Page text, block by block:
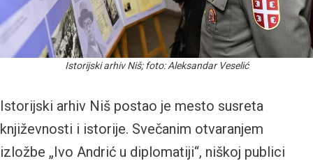
Istorijski arhiv Niš; foto: Aleksandar Veselić
Istorijski arhiv Niš postao je mesto susreta
književnosti i istorije. Svečanim otvaranjem
izložbe „Ivo Andrić u diplomatiji“, niškoj publici